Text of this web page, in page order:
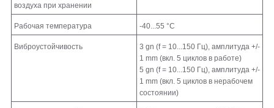
воздуха при хранении
Рабочая температура -40...55 °C
Виброустойчивость
3 gn (f = 10...150 Гц), амплитуда +/-
1 mm (вкл. 5 циклов в работе)
5 gn (f = 10...150 Гц), амплитуда +/-
1 mm (вкл. 5 циклов в нерабочем
состоянии)